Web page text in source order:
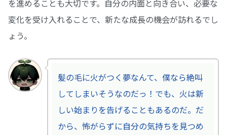
を進めることも大切です。自分の内面と向き合い、必要な
変化を受け入れることで、新たな成長の機会が訪れるでし
ょう。
髪の毛に火がつく夢なんて、僕なら絶叫
してしまいそうなのだっ！でも、火は新
しい始まりを告げることもあるのだ。だ
から、怖がらずに自分の気持ちを見つめ